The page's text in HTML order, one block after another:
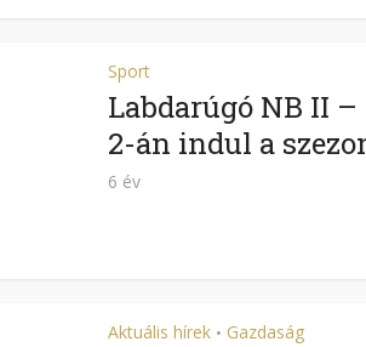
Sport
Labdarúgó NB II
2-án indul a
6 év
Aktuális hírek • Gazdaság